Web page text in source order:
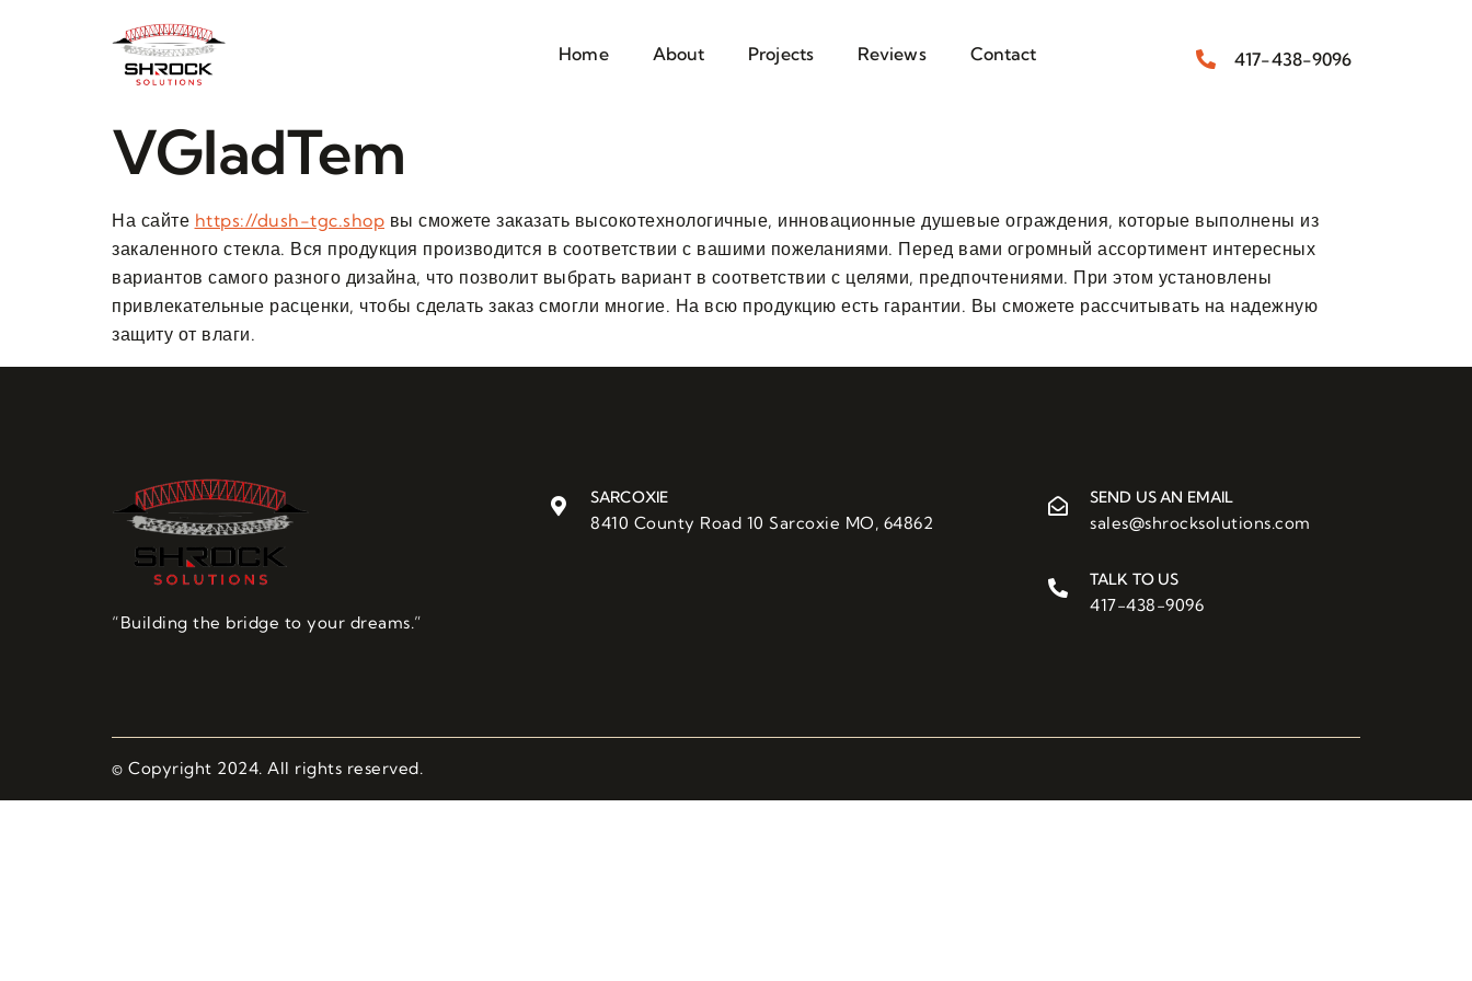
Home About Projects Reviews Contact 417-438-9096
VGladTem
На сайте https://dush-tgc.shop вы сможете заказать высокотехнологичные, инновационные душевые ограждения, которые выполнены из
закаленного стекла. Вся продукция производится в соответствии с вашими пожеланиями. Перед вами огромный ассортимент интересных
вариантов самого разного дизайна, что позволит выбрать вариант в соответствии с целями, предпочтениями. При этом установлены
привлекательные расценки, чтобы сделать заказ смогли многие. На всю продукцию есть гарантии. Вы сможете рассчитывать на надежную
защиту от влаги.
“Building the bridge to your dreams.”
SARCOXIE
8410 County Road 10 Sarcoxie MO, 64862
SEND US AN EMAIL
sales@shrocksolutions.com
TALK TO US
417-438-9096
© Copyright 2024. All rights reserved.